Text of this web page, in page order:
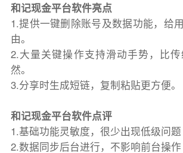
和记现金平台软件亮点
1.提供一键删除账号及数据功能，给
由。
2.大量关键操作支持滑动手势，比
然。
3.分享时生成短链，复制粘贴更方便。
和记现金平台软件点评
1.基础功能灵敏度，很少出现低级问题
2.数据同步后台进行，不影响前台操作